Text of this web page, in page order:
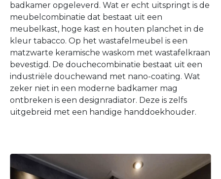
badkamer opgeleverd. Wat er echt uitspringt is de
meubelcombinatie dat bestaat uit een
meubelkast, hoge kast en houten planchet in de
kleur tabacco. Op het wastafelmeubel is een
matzwarte keramische waskom met wastafelkraan
bevestigd. De douchecombinatie bestaat uit een
industriële douchewand met nano-coating. Wat
zeker niet in een moderne badkamer mag
ontbreken is een designradiator. Deze is zelfs
uitgebreid met een handige handdoekhouder.